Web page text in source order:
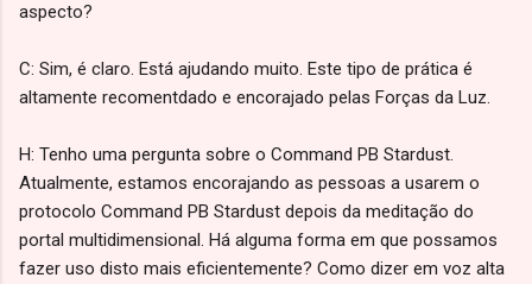
aspecto?
C: Sim, é claro. Está ajudando muito. Este tipo de prática é
altamente recomentdado e encorajado pelas Forças da Luz.
H: Tenho uma pergunta sobre o Command PB Stardust.
Atualmente, estamos encorajando as pessoas a usarem o
protocolo Command PB Stardust depois da meditação do
portal multidimensional. Há alguma forma em que possamos
fazer uso disto mais eficientemente? Como dizer em voz alta